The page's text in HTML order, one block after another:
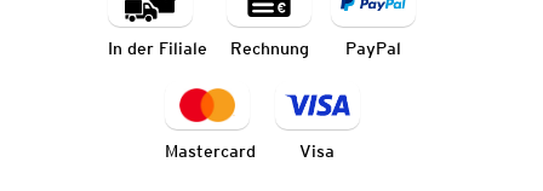
In der Filiale Rechnung PayPal
Mastercard Visa